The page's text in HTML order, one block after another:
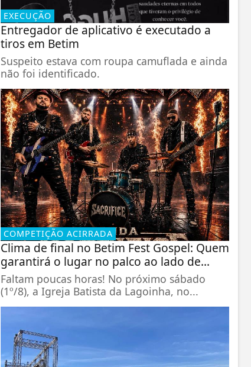
EXECUÇÃO
Entregador de aplicativo é executado a
tiros em Betim
Suspeito estava com roupa camuflada e ainda
não foi identificado.
COMPETIÇÃO ACIRRADA
Clima de final no Betim Fest Gospel: Quem
garantirá o lugar no palco ao lado de...
Faltam poucas horas! No próximo sábado
(1º/8), a Igreja Batista da Lagoinha, no...